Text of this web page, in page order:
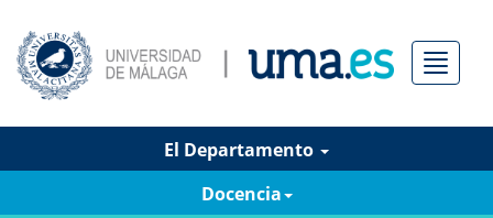
Menú
El Departamento
Docencia